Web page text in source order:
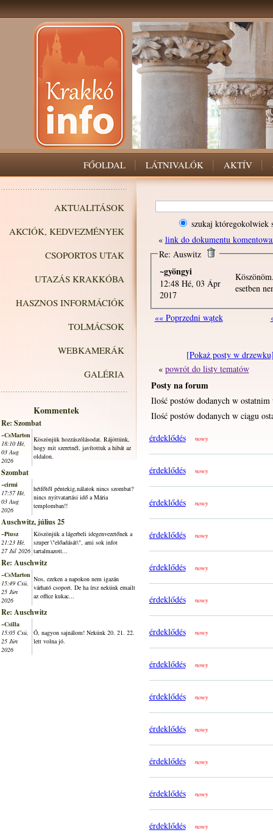
FŐOLDAL LÁTNIVALÓK AKTÍV
AKTUALITÁSOK
AKCIÓK, KEDVEZMÉNYEK
CSOPORTOS UTAK
UTAZÁS KRAKKÓBA
HASZNOS INFORMÁCIÓK
TOLMÁCSOK
WEBKAMERÁK
GALÉRIA
Kommentek
Re: Szombat
~CsMarton
18:10 Hé,
03 Aug
2026
Köszönjük hozzászólásodat. Rájöttünk,
hogy mit szeretnél, javítottuk a hibát az
oldalon.
Szombat
~cirmi
17:57 Hé,
03 Aug
2026
hétfőtől péntekig,nálatok nincs szombat?
nincs nyitvatartási idő a Mária
templomban!!
Auschwitz, július 25
~Piusz
21:23 Hé,
27 Júl 2026
Köszönjük a lágerbeli idegenvezetőnek a
szuper \"előadását\", ami sok infot
tartalmazott...
Re: Auschwitz
~CsMarton
15:49 Csü,
25 Jún
2026
Nos, ezeken a napokon nem igazán
várható csoport. De ha írsz nekünk emailt
az office kukac...
Re: Auschwitz
~Csilla
15:05 Csü,
25 Jún
2026
Ó, nagyon sajnálom! Nekünk 20. 21. 22.
lett volna jó.
szukaj któregokolwiek
« link do dokumentu
Re: Auswitz
~gyöngyi
12:48 Hé, 03 Ápr
2017
esetben
«« Poprzedni wątek
[Pokaż posty w
« powrót do listy tematów
Posty na forum
Ilość postów dodanych w ostatnim
Ilość postów dodanych w ciągu
érdeklődés
nowy
érdeklődés nowy
érdeklődés nowy
érdeklődés nowy
érdeklődés nowy
érdeklődés nowy
érdeklődés nowy
érdeklődés nowy
érdeklődés nowy
érdeklődés nowy
érdeklődés nowy
érdeklődés nowy
érdeklődés nowy